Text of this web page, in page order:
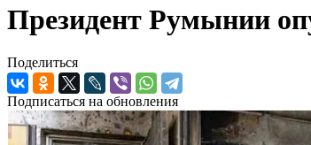
Президент Румынии
Поделиться
Подписаться на обновления